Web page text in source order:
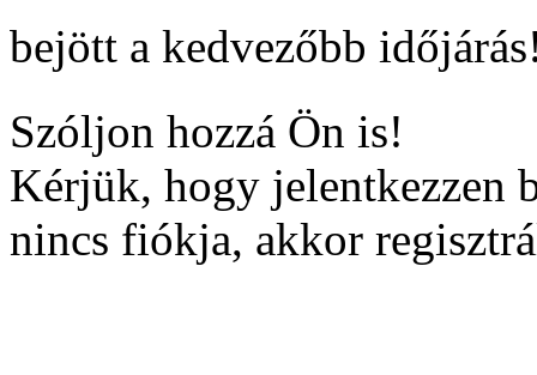
bejött a kedvezőbb
Szóljon hozzá Ön is!
Kérjük, hogy jelentkezzen
nincs fiókja, akkor